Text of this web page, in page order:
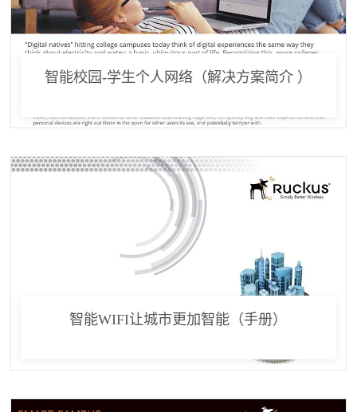
智能校园-学生个人网络（解决方案简介 ）
智能WIFI让城市更加智能（手册）